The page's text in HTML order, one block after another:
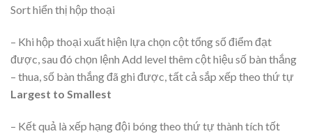
Sort hiển thị hộp thoại
– Khi hộp thoại xuất hiện lựa chọn cột tổng số điểm đạt
được, sau đó chọn lệnh Add level thêm cột hiệu số bàn thắng
– thua, số bàn thắng đã ghi được, tất cả sắp xếp theo thứ tự
Largest to Smallest
– Kết quả là xếp hạng đội bóng theo thứ tự thành tích tốt